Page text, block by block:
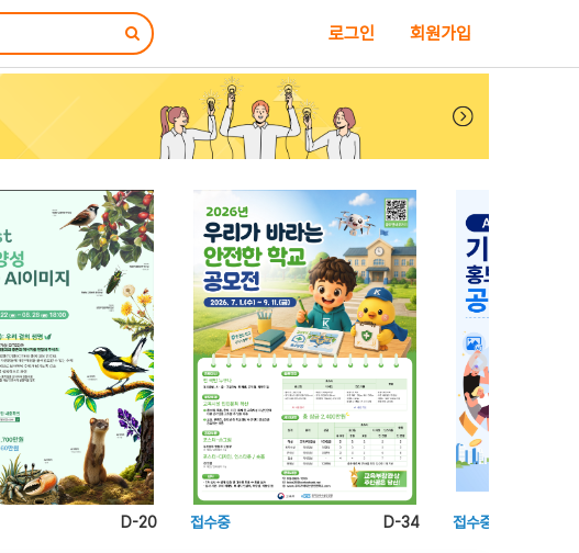
로그인 회원가입
D-34 접수중 D-39 마감임박